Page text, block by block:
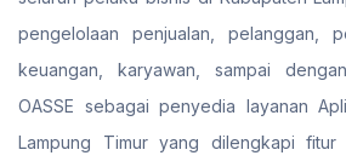
pengelolaan penjualan, pelanggan,
keuangan, karyawan, sampai
OASSE sebagai penyedia layanan
Lampung Timur yang dilengkapi